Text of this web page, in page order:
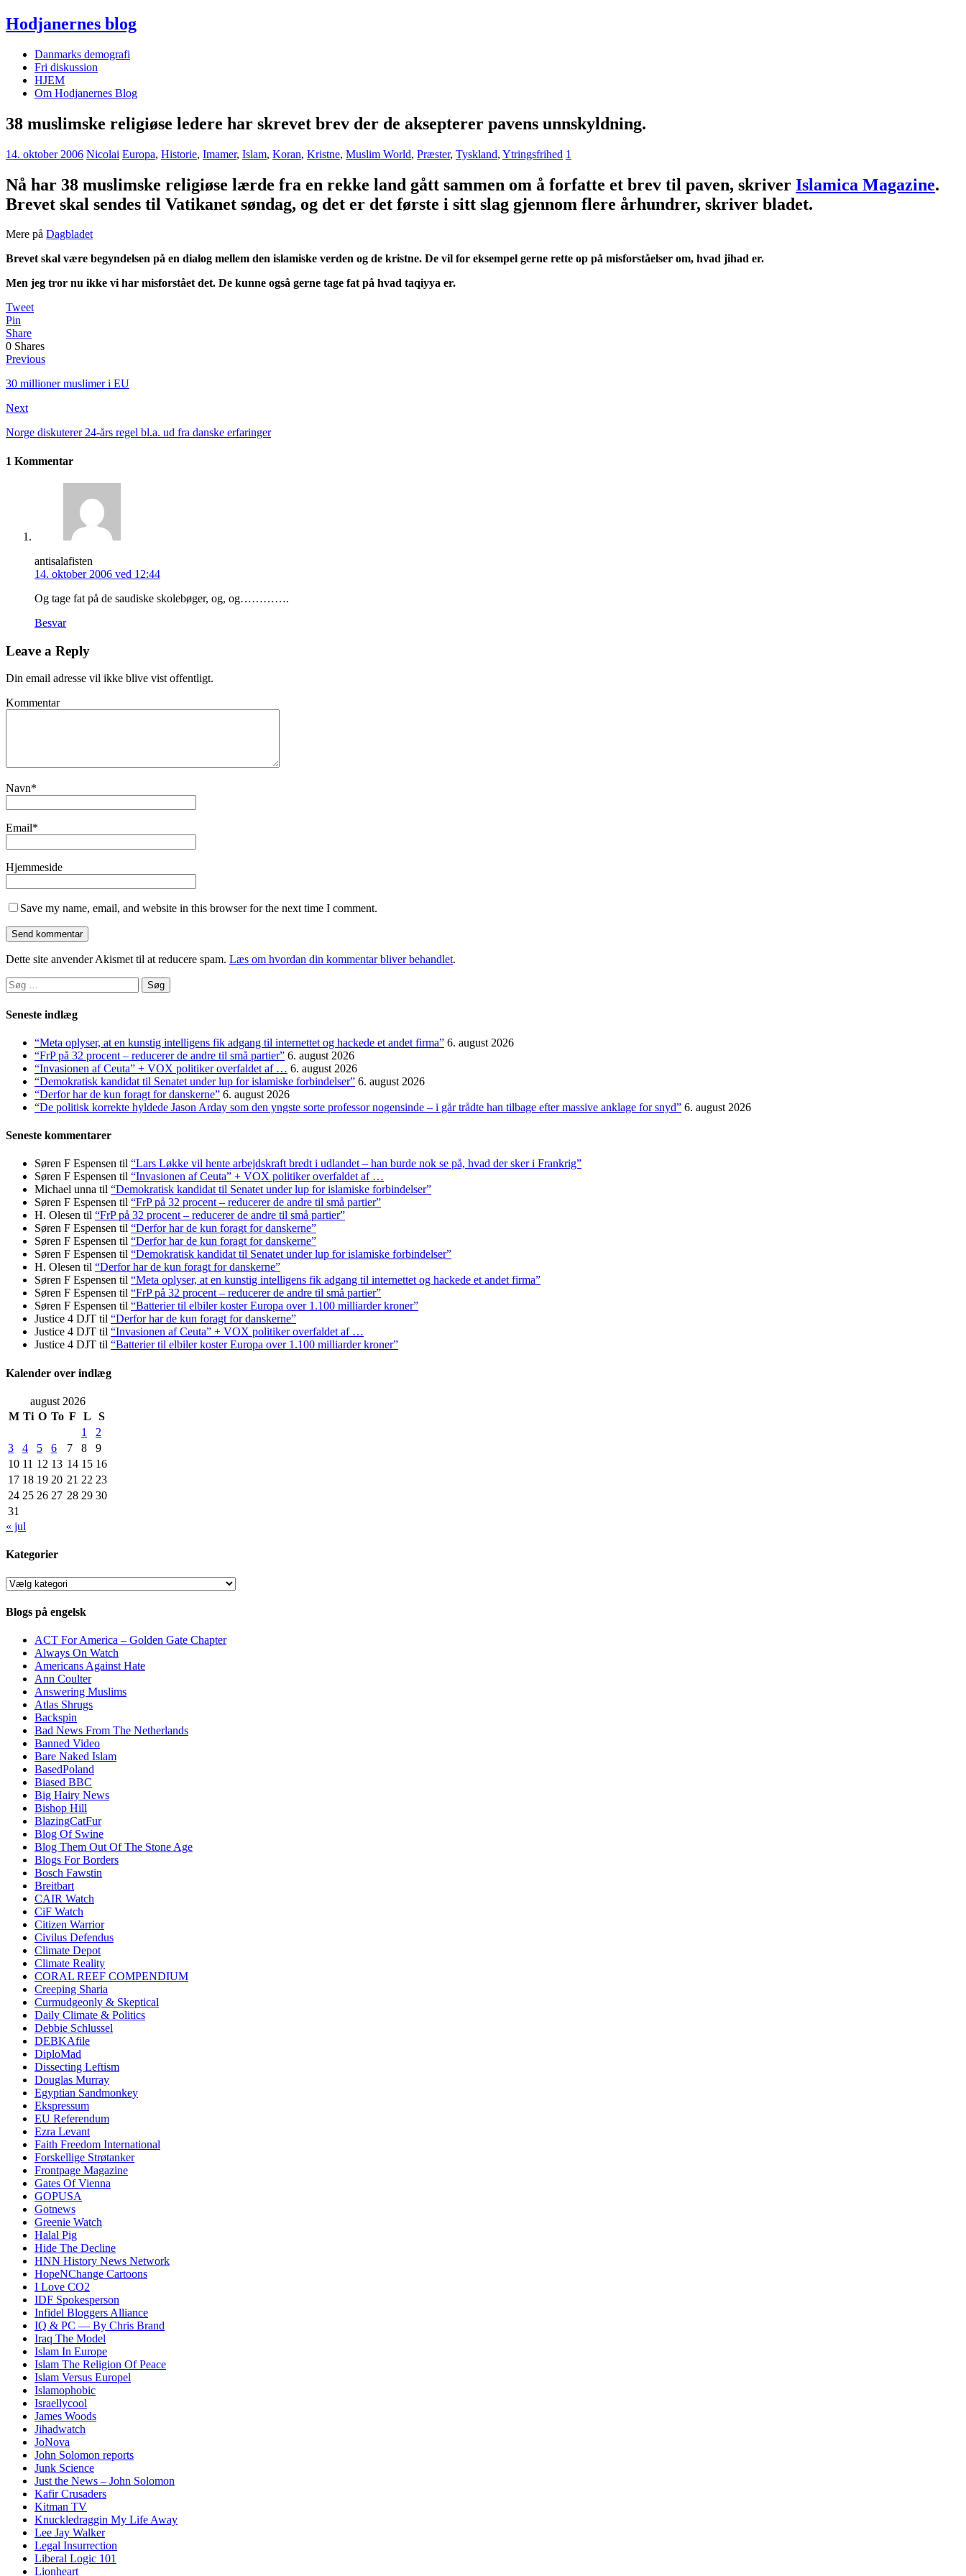
Hodjanernes blog
Danmarks demografi
Fri diskussion
HJEM
Om Hodjanernes Blog
38 muslimske religiøse ledere har skrevet brev der de aksepterer pavens unnskyldning.
14. oktober 2006 Nicolai Europa, Historie, Imamer, Islam, Koran, Kristne, Muslim World, Præster, Tyskland, Ytringsfrihed 1
Nå har 38 muslimske religiøse lærde fra en rekke land gått sammen om å forfatte et brev til paven, skriver Islamica Magazine.
Brevet skal sendes til Vatikanet søndag, og det er det første i sitt slag gjennom flere århundrer, skriver bladet.
Mere på Dagbladet
Brevet skal være begyndelsen på en dialog mellem den islamiske verden og de kristne. De vil for eksempel gerne rette op på misforståelser om, hvad jihad er.
Men jeg tror nu ikke vi har misforstået det. De kunne også gerne tage fat på hvad taqiyya er.
Tweet
Pin
Share
0 Shares
Previous
30 millioner muslimer i EU
Next
Norge diskuterer 24-års regel bl.a. ud fra danske erfaringer
1 Kommentar
antisalafisten
14. oktober 2006 ved 12:44
Og tage fat på de saudiske skolebøger, og, og………….
Besvar
Leave a Reply
Din email adresse vil ikke blive vist offentligt.
Kommentar
Navn*
Email*
Hjemmeside
Save my name, email, and website in this browser for the next time I comment.
Dette site anvender Akismet til at reducere spam. Læs om hvordan din kommentar bliver behandlet.
Søg
efter:
Seneste indlæg
“Meta oplyser, at en kunstig intelligens fik adgang til internettet og hackede et andet firma” 6. august 2026
“FrP på 32 procent – reducerer de andre til små partier” 6. august 2026
“Invasionen af Ceuta” + VOX politiker overfaldet af … 6. august 2026
“Demokratisk kandidat til Senatet under lup for islamiske forbindelser” 6. august 2026
“Derfor har de kun foragt for danskerne” 6. august 2026
“De politisk korrekte hyldede Jason Arday som den yngste sorte professor nogensinde – i går trådte han tilbage efter massive anklage for snyd” 6. august 2026
Seneste kommentarer
Søren F Espensen til “Lars Løkke vil hente arbejdskraft bredt i udlandet – han burde nok se på, hvad der sker i Frankrig”
Søren F Espensen til “Invasionen af Ceuta” + VOX politiker overfaldet af …
Michael unna til “Demokratisk kandidat til Senatet under lup for islamiske forbindelser”
Søren F Espensen til “FrP på 32 procent – reducerer de andre til små partier”
H. Olesen til “FrP på 32 procent – reducerer de andre til små partier”
Søren F Espensen til “Derfor har de kun foragt for danskerne”
Søren F Espensen til “Derfor har de kun foragt for danskerne”
Søren F Espensen til “Demokratisk kandidat til Senatet under lup for islamiske forbindelser”
H. Olesen til “Derfor har de kun foragt for danskerne”
Søren F Espensen til “Meta oplyser, at en kunstig intelligens fik adgang til internettet og hackede et andet firma”
Søren F Espensen til “FrP på 32 procent – reducerer de andre til små partier”
Søren F Espensen til “Batterier til elbiler koster Europa over 1.100 milliarder kroner”
Justice 4 DJT til “Derfor har de kun foragt for danskerne”
Justice 4 DJT til “Invasionen af Ceuta” + VOX politiker overfaldet af …
Justice 4 DJT til “Batterier til elbiler koster Europa over 1.100 milliarder kroner”
Kalender over indlæg
august 2026
M Ti O To F L
S
1
2
3
4 5 6 7 8
9
10 11 12 13 14 15 16
17 18 19 20 21 22 23
24 25 26 27 28 29 30
31
« jul
Kategorier
Kategorier
Blogs på engelsk
ACT For America – Golden Gate Chapter
Always On Watch
Americans Against Hate
Ann Coulter
Answering Muslims
Atlas Shrugs
Backspin
Bad News From The Netherlands
Banned Video
Bare Naked Islam
BasedPoland
Biased BBC
Big Hairy News
Bishop Hill
BlazingCatFur
Blog Of Swine
Blog Them Out Of The Stone Age
Blogs For Borders
Bosch Fawstin
Breitbart
CAIR Watch
CiF Watch
Citizen Warrior
Civilus Defendus
Climate Depot
Climate Reality
CORAL REEF COMPENDIUM
Creeping Sharia
Curmudgeonly & Skeptical
Daily Climate & Politics
Debbie Schlussel
DEBKAfile
DiploMad
Dissecting Leftism
Douglas Murray
Egyptian Sandmonkey
Ekspressum
EU Referendum
Ezra Levant
Faith Freedom International
Forskellige Strøtanker
Frontpage Magazine
Gates Of Vienna
GOPUSA
Gotnews
Greenie Watch
Halal Pig
Hide The Decline
HNN History News Network
HopeNChange Cartoons
I Love CO2
IDF Spokesperson
Infidel Bloggers Alliance
IQ & PC — By Chris Brand
Iraq The Model
Islam In Europe
Islam The Religion Of Peace
Islam Versus Europel
Islamophobic
Israellycool
James Woods
Jihadwatch
JoNova
John Solomon reports
Junk Science
Just the News – John Solomon
Kafir Crusaders
Kitman TV
Knuckledraggin My Life Away
Lee Jay Walker
Legal Insurrection
Liberal Logic 101
Lionheart